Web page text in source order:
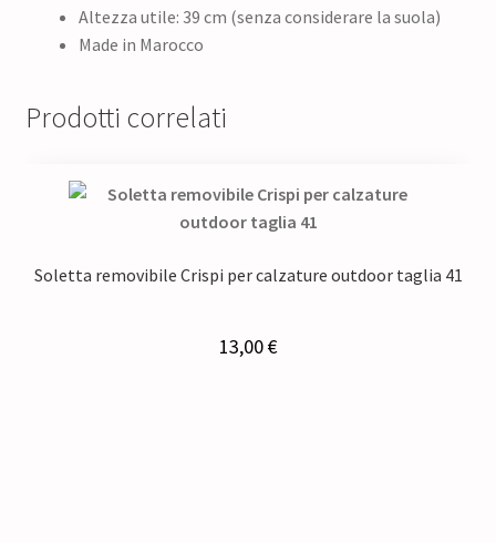
Altezza utile: 39 cm (senza considerare la suola)
Made in Marocco
Prodotti correlati
Soletta removibile Crispi per calzature outdoor taglia 41
13,00€